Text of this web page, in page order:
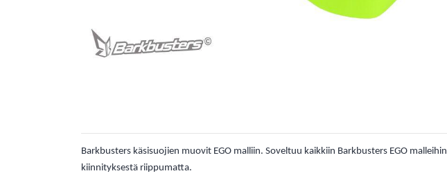
Barkbusters käsisuojien muovit EGO malliin. Soveltuu kaikkiin Barkbusters EGO malleihin
kiinnityksestä riippumatta.